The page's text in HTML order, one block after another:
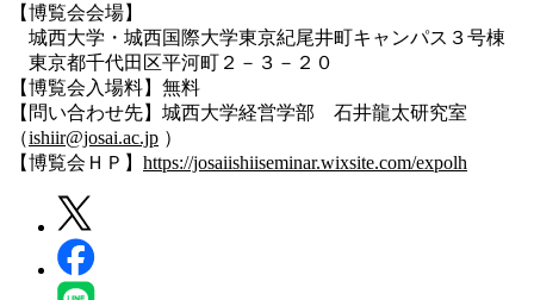
【博覧会会場】
城西大学・城西国際大学東京紀尾井町キャンパス３号棟
東京都千代田区平河町２－３－２０
【博覧会入場料】無料
【問い合わせ先】城西大学経営学部 石井龍太研究室
（ishiir@josai.ac.jp ）
【博覧会ＨＰ】 https://josaiishiiseminar.wixsite.com/expolh